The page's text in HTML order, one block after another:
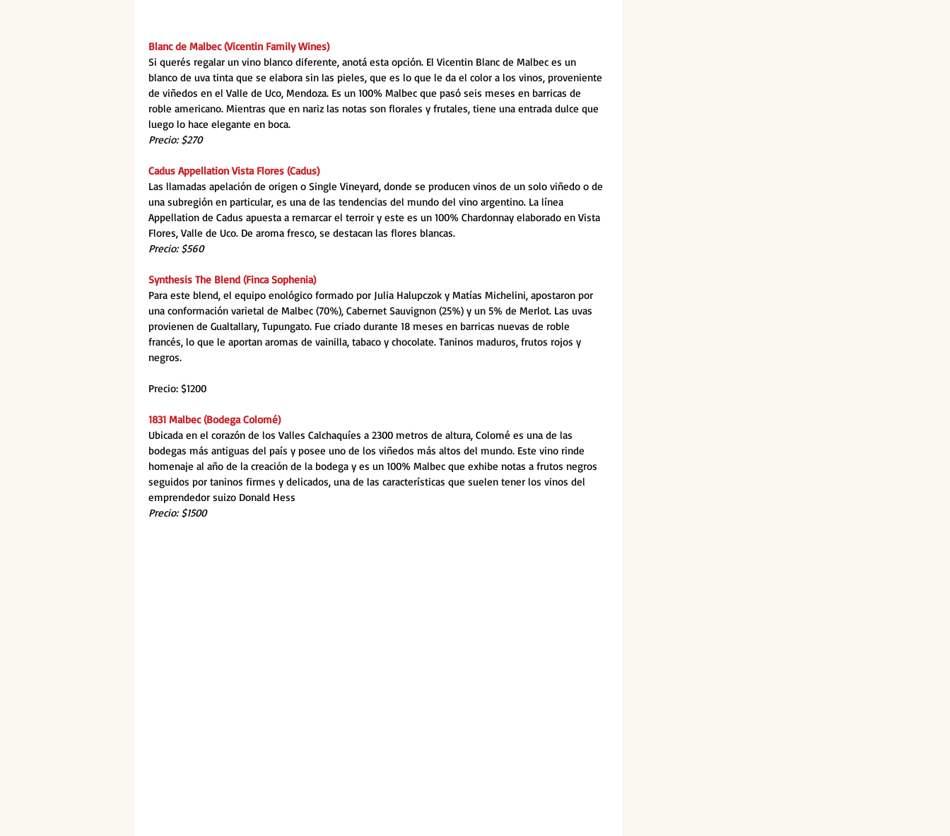
Blanc de Malbec (Vicentin Family Wines)
Si querés regalar un vino blanco diferente, anotá esta opción. El Vicentin Blanc de Malbec es un
blanco de uva tinta que se elabora sin las pieles, que es lo que le da el color a los vinos, proveniente
de viñedos en el Valle de Uco, Mendoza. Es un 100% Malbec que pasó seis meses en barricas de
roble americano. Mientras que en nariz las notas son florales y frutales, tiene una entrada dulce que
luego lo hace elegante en boca.
Precio: $270
Cadus Appellation Vista Flores (Cadus)
Las llamadas apelación de origen o Single Vineyard, donde se producen vinos de un solo viñedo o de
una subregión en particular, es una de las tendencias del mundo del vino argentino. La línea
Appellation de Cadus apuesta a remarcar el terroir y este es un 100% Chardonnay elaborado en Vista
Flores, Valle de Uco. De aroma fresco, se destacan las flores blancas.
Precio: $560
Synthesis The Blend (Finca Sophenia)
Para este blend, el equipo enológico formado por Julia Halupczok y Matías Michelini, apostaron por
una conformación varietal de Malbec (70%), Cabernet Sauvignon (25%) y un 5% de Merlot. Las uvas
provienen de Gualtallary, Tupungato. Fue criado durante 18 meses en barricas nuevas de roble
francés, lo que le aportan aromas de vainilla, tabaco y chocolate. Taninos maduros, frutos rojos y
negros.
Precio: $1200
1831 Malbec (Bodega Colomé)
Ubicada en el corazón de los Valles Calchaquíes a 2300 metros de altura, Colomé es una de las
bodegas más antiguas del país y posee uno de los viñedos más altos del mundo. Este vino rinde
homenaje al año de la creación de la bodega y es un 100% Malbec que exhibe notas a frutos negros
seguidos por taninos firmes y delicados, una de las características que suelen tener los vinos del
emprendedor suizo Donald Hess
Precio: $1500